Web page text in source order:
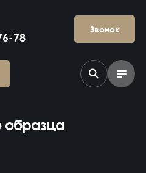
78
Звонок
образца